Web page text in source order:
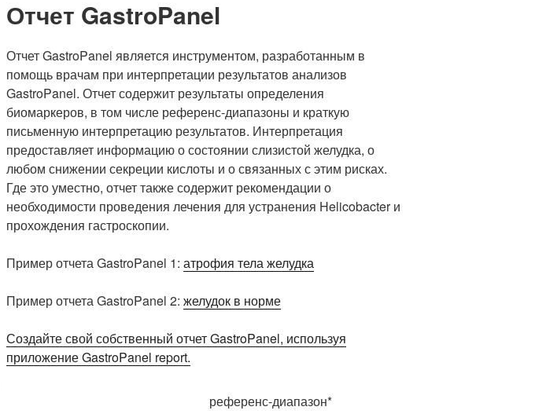
Отчет GastroPanel
Отчет GastroPanel является инструментом, разработанным в
помощь врачам при интерпретации результатов анализов
GastroPanel. Отчет содержит результаты определения
биомаркеров, в том числе референс-диапазоны и краткую
письменную интерпретацию результатов. Интерпретация
предоставляет информацию о состоянии слизистой желудка, о
любом снижении секреции кислоты и о связанных с этим рисках.
Где это уместно, отчет также содержит рекомендации о
необходимости проведения лечения для устранения Helicobacter и
прохождения гастроскопии.
Пример отчета GastroPanel 1: атрофия тела желудка
Пример отчета GastroPanel 2: желудок в норме
Создайте свой собственный отчет GastroPanel, используя
приложение GastroPanel report.
референс-диапазон*